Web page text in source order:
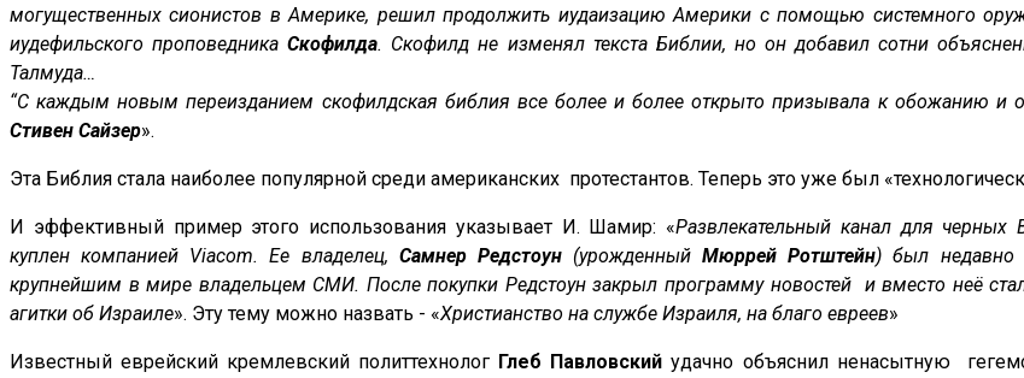
могущественных сионистов в Америке, решил продолжить иудаизацию Америки с помощью системного
иудефильского проповедникаСкофилда. Скофилд не изменял текста Библии, но он добавил сотни
Талмуда…
“С каждым новым переизданием скофилдская библия все более и более открыто призывала к обожанию и
Стивен Сайзер».
Эта Библия стала наиболее популярной среди американских протестантов. Теперь это уже был
И эффективный пример этого использования указывает И. Шамир: «Развлекательный канал для черных
куплен компанией Viacom. Ее владелец, Самнер Редстоун(урожденныйМюррей Ротштейн) был недавно
крупнейшим в мире владельцем СМИ. После покупки Редстоун закрыл программу новостей и вместо неё стал
агитки об Израиле». Эту тему можно назвать - «Христианство на службе Израиля, на благо евреев»
Известный еврейский кремлевский политтехнолог Глеб Павловский удачно объяснил ненасытную